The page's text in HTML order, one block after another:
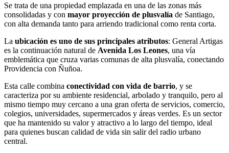
Se trata de una propiedad emplazada en una de las zonas más
consolidadas y con mayor proyección de plusvalía de Santiago,
con alta demanda tanto para arriendo tradicional como renta corta.
La ubicación es uno de sus principales atributos: General Artigas
es la continuación natural de Avenida Los Leones, una vía
emblemática que cruza varias comunas de alta plusvalía, conectando
Providencia con Ñuñoa.
Esta calle combina conectividad con vida de barrio, y se
caracteriza por su ambiente residencial, arbolado y tranquilo, pero al
mismo tiempo muy cercano a una gran oferta de servicios, comercio,
colegios, universidades, supermercados y áreas verdes. Es un sector
que ha mantenido su valor y atractivo a lo largo del tiempo, ideal
para quienes buscan calidad de vida sin salir del radio urbano
central.